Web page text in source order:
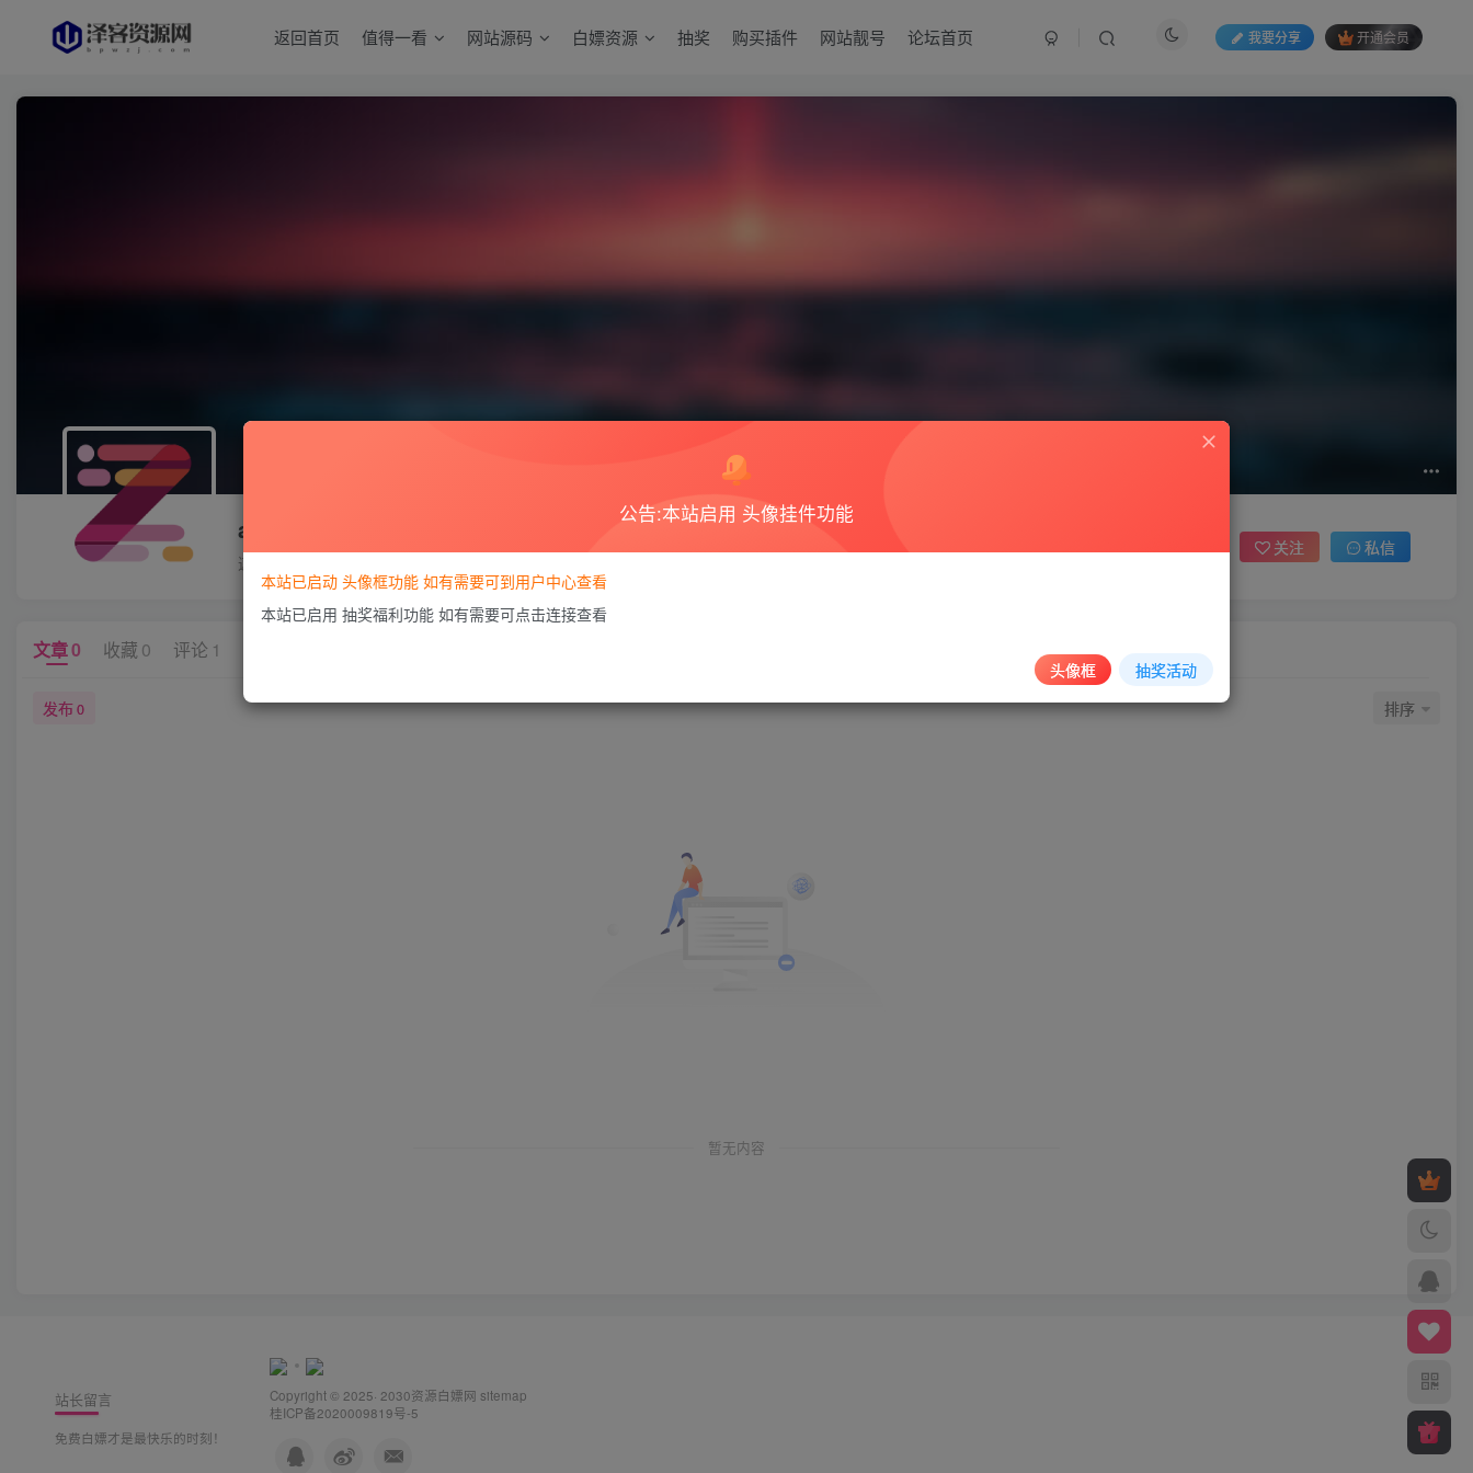
返回首页 值得一看 网站源码 白嫖资源 抽奖 购买插件 网站靓号 论坛首页 我要分享 开通会员
a865086113
这家伙很懒，什么都没有写...
关注 私信
文章0 收藏 0 评论 1
发布0 排序
暂无内容
站长留言
免费白嫖才是最快乐的时刻！
Copyright © 2025· 2030资源白嫖网 sitemap
桂ICP备2020009819号-5
公告:本站启用 头像挂件功能
本站已启动 头像框功能 如有需要可到用户中心查看
本站已启用 抽奖福利功能 如有需要可点击连接查看
头像框 抽奖活动